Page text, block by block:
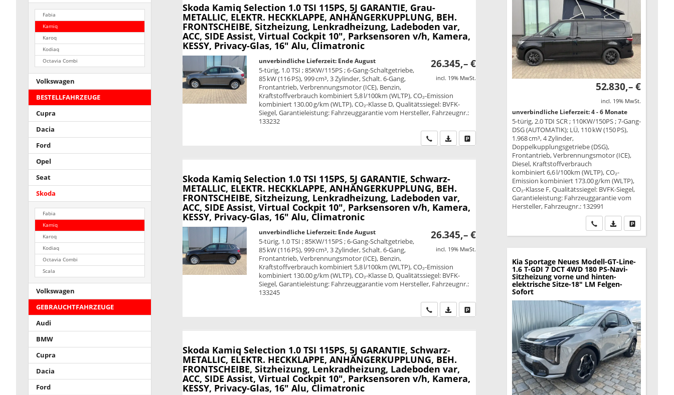
Skoda Kamiq Selection 1.0 TSI 115PS, 5J GARANTIE, Grau-
METALLIC, ELEKTR. HECKKLAPPE, ANHÄNGERKUPPLUNG, BEH.
FRONTSCHEIBE, Sitzheizung, Lenkradheizung, Ladeboden var,
ACC, SIDE Assist, Virtual Cockpit 10", Parksensoren v/h, Kamera,
KESSY, Privacy-Glas, 16" Alu, Climatronic
26.345,– €
incl. 19% MwSt.
unverbindliche Lieferzeit: Ende August
5-türig, 1.0 TSI ; 85KW/115PS ; 6-Gang-Schaltgetriebe,
85 kW (116 PS), 999 cm³, 3 Zylinder, Schalt. 6-Gang,
Frontantrieb, Verbrennungsmotor (ICE), Benzin,
Kraftstoffverbrauch kombiniert 5,8 l/100km (WLTP), CO₂-Emission
kombiniert 130.00 g/km (WLTP), CO₂-Klasse D, Qualitätssiegel: BVFK-
Siegel, Garantieleistung: Fahrzeuggarantie vom Hersteller, Fahrzeugnr.:
133232
Wir rufen Sie anPDF-Datei, Fahrzeugexposé drucken
Drucken, parken oder vergleichen
Skoda Kamiq Selection 1.0 TSI 115PS, 5J GARANTIE, Schwarz-
METALLIC, ELEKTR. HECKKLAPPE, ANHÄNGERKUPPLUNG, BEH.
FRONTSCHEIBE, Sitzheizung, Lenkradheizung, Ladeboden var,
ACC, SIDE Assist, Virtual Cockpit 10", Parksensoren v/h, Kamera,
KESSY, Privacy-Glas, 16" Alu, Climatronic
26.345,– €
incl. 19% MwSt.
unverbindliche Lieferzeit: Ende August
5-türig, 1.0 TSI ; 85KW/115PS ; 6-Gang-Schaltgetriebe,
85 kW (116 PS), 999 cm³, 3 Zylinder, Schalt. 6-Gang,
Frontantrieb, Verbrennungsmotor (ICE), Benzin,
Kraftstoffverbrauch kombiniert 5,8 l/100km (WLTP), CO₂-Emission
kombiniert 130.00 g/km (WLTP), CO₂-Klasse D, Qualitätssiegel: BVFK-
Siegel, Garantieleistung: Fahrzeuggarantie vom Hersteller, Fahrzeugnr.:
133245
Wir rufen Sie anPDF-Datei, Fahrzeugexposé drucken
Drucken, parken oder vergleichen
Skoda Kamiq Selection 1.0 TSI 115PS, 5J GARANTIE, Schwarz-
METALLIC, ELEKTR. HECKKLAPPE, ANHÄNGERKUPPLUNG, BEH.
FRONTSCHEIBE, Sitzheizung, Lenkradheizung, Ladeboden var,
ACC, SIDE Assist, Virtual Cockpit 10", Parksensoren v/h, Kamera,
KESSY, Privacy-Glas, 16" Alu, Climatronic
Fabia
Kamiq
Karoq
Kodiaq
Octavia Combi
Volkswagen
BESTELLFAHRZEUGE
Cupra
Dacia
Ford
Opel
Seat
Skoda
Fabia
Kamiq
Karoq
Kodiaq
Octavia Combi
Scala
Volkswagen
GEBRAUCHTFAHRZEUGE
Audi
BMW
Cupra
Dacia
Ford
52.830,– €
incl. 19% MwSt.
unverbindliche Lieferzeit: 4 - 6 Monate
5-türig, 2.0 TDI SCR ; 110KW/150PS ; 7-Gang-
DSG (AUTOMATIK); LÜ, 110 kW (150 PS),
1.968 cm³, 4 Zylinder,
Doppelkupplungsgetriebe (DSG),
Frontantrieb, Verbrennungsmotor (ICE),
Diesel, Kraftstoffverbrauch
kombiniert 6,6 l/100km (WLTP), CO₂-
Emission kombiniert 173.00 g/km (WLTP),
CO₂-Klasse F, Qualitätssiegel: BVFK-Siegel,
Garantieleistung: Fahrzeuggarantie vom
Hersteller, Fahrzeugnr.: 132991
Wir rufen Sie an
PDF-Datei,Drucken,
Kia Sportage Neues Modell-GT-Line-
1.6 T-GDI 7 DCT 4WD 180 PS-Navi-
Sitzheizung vorne und hinten-
elektrische Sitze-18" LM Felgen-
Sofort